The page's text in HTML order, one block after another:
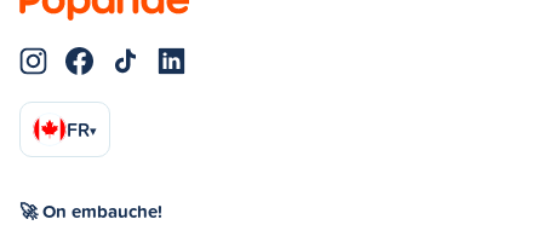
FR▾
🚀 On embauche!